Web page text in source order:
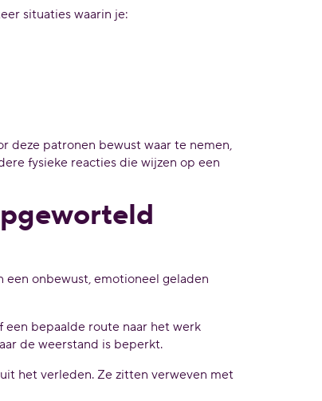
situaties waarin je:
deze patronen bewust waar te nemen,
fysieke reacties die wijzen op een
onbewust, emotioneel geladen
een bepaalde route naar het werk
de weerstand is beperkt.
het verleden. Ze zitten verweven met